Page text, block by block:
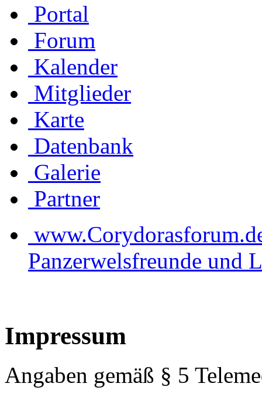
Portal
Forum
Kalender
Mitglieder
Karte
Datenbank
Galerie
Partner
Panzerwelsfreunde und
Impressum
Angaben gemäß § 5